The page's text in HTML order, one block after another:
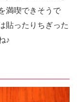
満喫できそうで
貼ったりちぎった
♪